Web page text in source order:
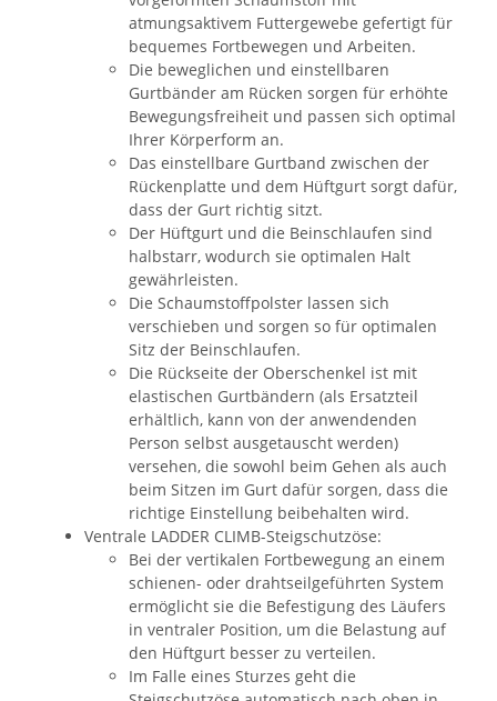
atmungsaktivem Futtergewebe gefertigt für
bequemes Fortbewegen und Arbeiten.
Die beweglichen und einstellbaren
Gurtbänder am Rücken sorgen für erhöhte
Bewegungsfreiheit und passen sich optimal
Ihrer Körperform an.
Das einstellbare Gurtband zwischen der
Rückenplatte und dem Hüftgurt sorgt dafür,
dass der Gurt richtig sitzt.
Der Hüftgurt und die Beinschlaufen sind
halbstarr, wodurch sie optimalen Halt
gewährleisten.
Die Schaumstoffpolster lassen sich
verschieben und sorgen so für optimalen
Sitz der Beinschlaufen.
Die Rückseite der Oberschenkel ist mit
elastischen Gurtbändern (als Ersatzteil
erhältlich, kann von der anwendenden
Person selbst ausgetauscht werden)
versehen, die sowohl beim Gehen als auch
beim Sitzen im Gurt dafür sorgen, dass die
richtige Einstellung beibehalten wird.
Ventrale LADDER CLIMB-Steigschutzöse:
Bei der vertikalen Fortbewegung an einem
schienen- oder drahtseilgeführten System
ermöglicht sie die Befestigung des Läufers
in ventraler Position, um die Belastung auf
den Hüftgurt besser zu verteilen.
Im Falle eines Sturzes geht die